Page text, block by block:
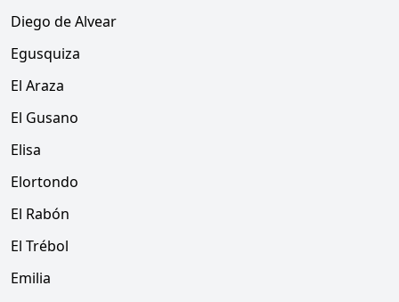
Diego de Alvear
Egusquiza
El Araza
El Gusano
Elisa
Elortondo
El Rabón
El Trébol
Emilia